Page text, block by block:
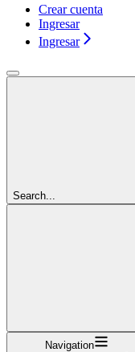
Crear cuenta
Ingresar
Ingresar
Search...
Navigation